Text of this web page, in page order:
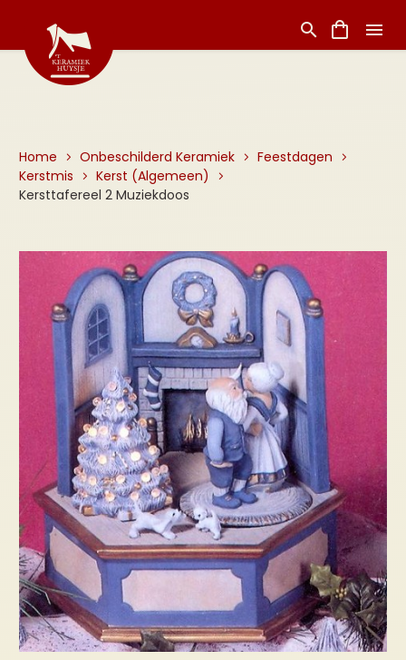
Home Onbeschilderd Keramiek
Feestdagen
Kerstmis
Kerst (Algemeen)
Kersttafereel 2 Muziekdoos